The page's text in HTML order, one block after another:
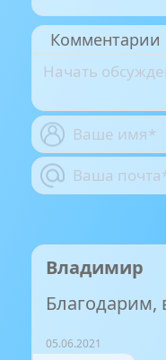
Комментарии
Владимир
Благодарим,
05.06.2021